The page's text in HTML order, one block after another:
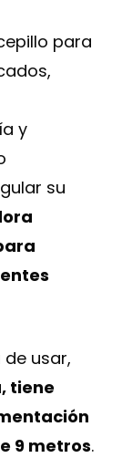
para
y
su
usar,
tiene
9 metros.